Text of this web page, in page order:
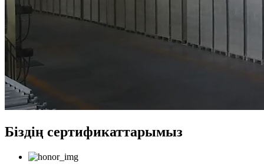
Біздің сертификаттарымыз